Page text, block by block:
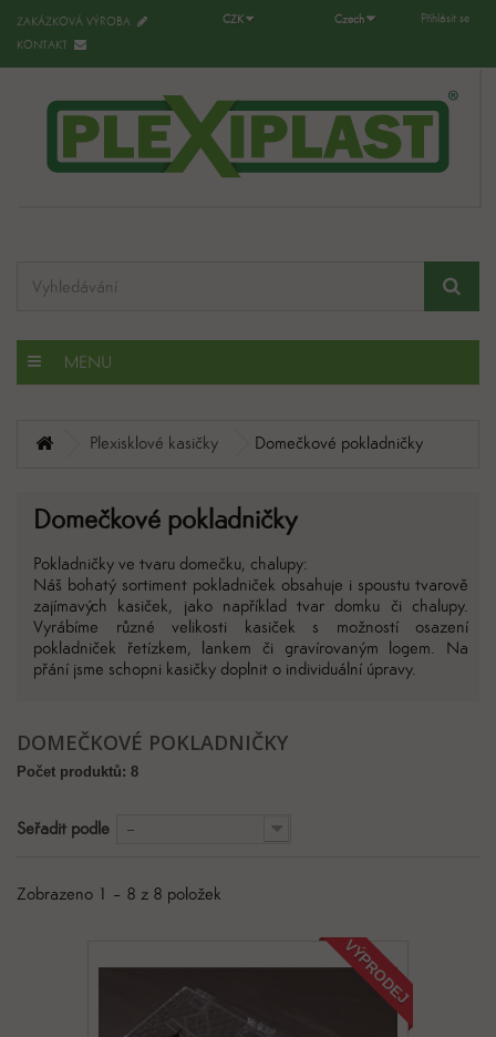
Přihlásit se
Czech
CZK
ZAKÁZKOVÁ VÝROBA
KONTAKT
MENU
Plexisklové kasičky Domečkové pokladničky
Domečkové pokladničky
Pokladničky ve tvaru domečku, chalupy:
Náš bohatý sortiment pokladniček obsahuje i spoustu tvarově
zajímavých kasiček, jako například tvar domku či chalupy.
Vyrábíme různé velikosti kasiček s možností osazení
pokladniček řetízkem, lankem či gravírovaným logem. Na
přání jsme schopni kasičky doplnit o individuální úpravy.
DOMEČKOVÉ POKLADNIČKY
Počet produktů: 8
Seřadit podle --
Zobrazeno 1 – 8 z 8 položek
VÝPRODEJ